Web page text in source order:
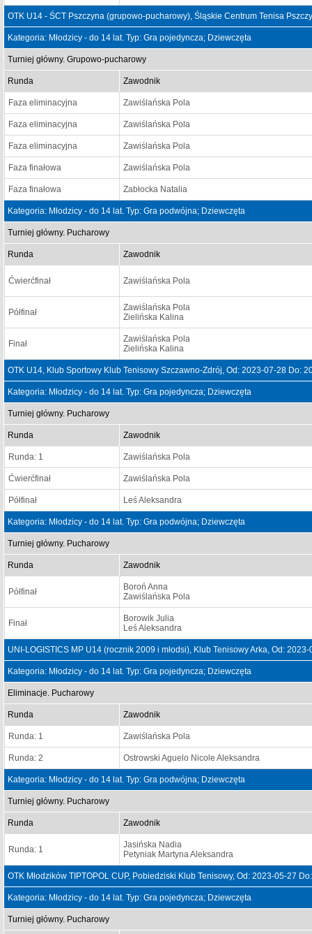
OTK U14 - ŚCT Pszczyna (grupowo-pucharowy), Śląskie Centrum Tenisa
Kategoria: Młodzicy - do 14 lat. Typ: Gra pojedyncza; Dziewczęta
Turniej główny. Grupowo-pucharowy
Runda Zawodnik
Faza eliminacyjna Zawiślańska Pola
Faza eliminacyjna Zawiślańska Pola
Faza eliminacyjna Zawiślańska Pola
Faza finałowa Zawiślańska Pola
Faza finałowa Zabłocka Natalia
Kategoria: Młodzicy - do 14 lat. Typ: Gra podwójna; Dziewczęta
Turniej główny. Pucharowy
Runda Zawodnik
Ćwierćfinał Zawiślańska Pola
Półfinał
Zawiślańska Pola
Zielińska Kalina
Finał
Zawiślańska Pola
Zielińska Kalina
OTK U14, Klub Sportowy Klub Tenisowy Szczawno-Zdrój, Od: 2023-07-28 Do:
Kategoria: Młodzicy - do 14 lat. Typ: Gra pojedyncza; Dziewczęta
Turniej główny. Pucharowy
Runda Zawodnik
Runda: 1 Zawiślańska Pola
Ćwierćfinał Zawiślańska Pola
Półfinał Leś Aleksandra
Kategoria: Młodzicy - do 14 lat. Typ: Gra podwójna; Dziewczęta
Turniej główny. Pucharowy
Runda Zawodnik
Półfinał
Boroń Anna
Zawiślańska Pola
Finał
Borowik Julia
Leś Aleksandra
UNI-LOGISTICS MP U14 (rocznik 2009 i młodsi), Klub Tenisowy Arka, Od:
Kategoria: Młodzicy - do 14 lat. Typ: Gra pojedyncza; Dziewczęta
Eliminacje. Pucharowy
Runda Zawodnik
Runda: 1 Zawiślańska Pola
Runda: 2 Ostrowski Aguelo Nicole Aleksandra
Kategoria: Młodzicy - do 14 lat. Typ: Gra podwójna; Dziewczęta
Turniej główny. Pucharowy
Runda Zawodnik
Runda: 1
Jasińska Nadia
Petyniak Martyna Aleksandra
OTK Młodzików TIPTOPOL CUP, Pobiedziski Klub Tenisowy, Od: 2023-05-27
Kategoria: Młodzicy - do 14 lat. Typ: Gra pojedyncza; Dziewczęta
Turniej główny. Pucharowy